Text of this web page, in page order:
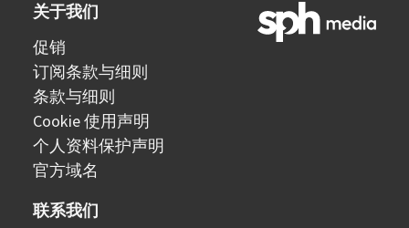
关于我们
促销
订阅条款与细则
条款与细则
Cookie 使用声明
个人资料保护声明
官方域名
联系我们